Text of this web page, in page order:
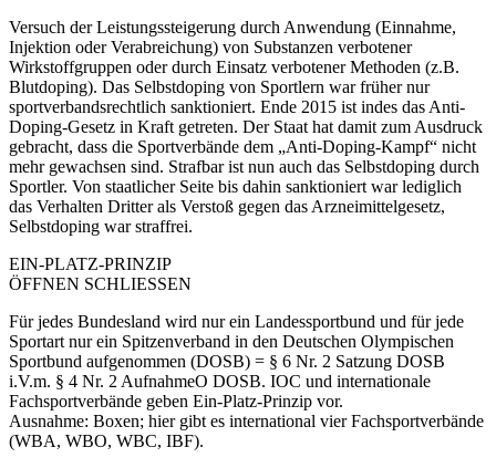
Versuch der Leistungssteigerung durch Anwendung (Einnahme,
Injektion oder Verabreichung) von Substanzen verbotener
Wirkstoffgruppen oder durch Einsatz verbotener Methoden (z.B.
Blutdoping). Das Selbstdoping von Sportlern war früher nur
sportverbandsrechtlich sanktioniert. Ende 2015 ist indes das Anti-
Doping-Gesetz in Kraft getreten. Der Staat hat damit zum Ausdruck
gebracht, dass die Sportverbände dem „Anti-Doping-Kampf“ nicht
mehr gewachsen sind. Strafbar ist nun auch das Selbstdoping durch
Sportler. Von staatlicher Seite bis dahin sanktioniert war lediglich
das Verhalten Dritter als Verstoß gegen das Arzneimittelgesetz,
Selbstdoping war straffrei.
EIN-PLATZ-PRINZIP
ÖFFNEN SCHLIESSEN
Für jedes Bundesland wird nur ein Landessportbund und für jede
Sportart nur ein Spitzenverband in den Deutschen Olympischen
Sportbund aufgenommen (DOSB) = § 6 Nr. 2 Satzung DOSB
i.V.m. § 4 Nr. 2 AufnahmeO DOSB. IOC und internationale
Fachsportverbände geben Ein-Platz-Prinzip vor.
Ausnahme: Boxen; hier gibt es international vier Fachsportverbände
(WBA, WBO, WBC, IBF).